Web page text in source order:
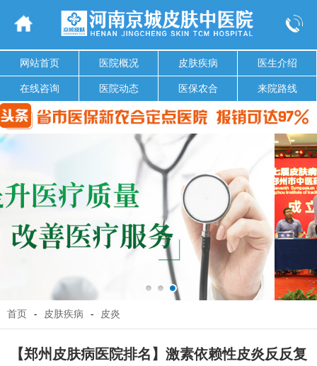
网站首页 医院概况 皮肤疾病 医生介绍
在线咨询 医院动态 医保农合 来院路线
首页 - 皮肤疾病 - 皮炎
【郑州皮肤病医院排名】激素依赖性皮炎反反复